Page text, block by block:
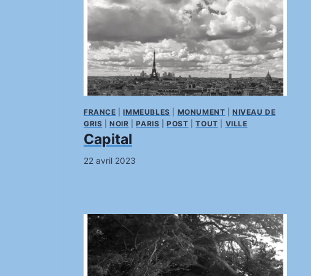
FRANCE |IMMEUBLES MONUMENT |NIVEAU DE
GRIS |NOIR |PARIS |POST |TOUT VILLE
Capital
22 avril 2023